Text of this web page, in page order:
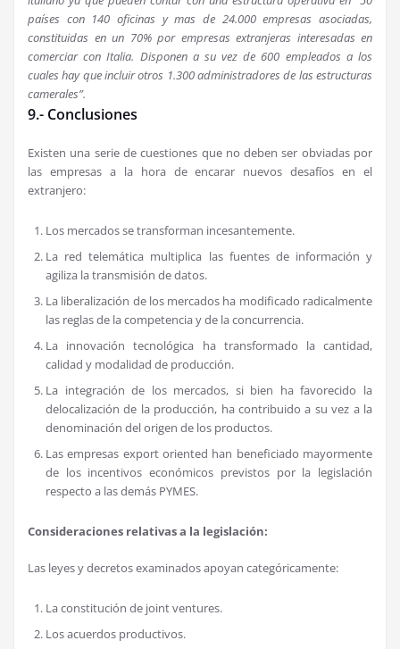
países con 140 oficinas y mas de 24.000 empresas asociadas,
constituidas en un 70% por empresas extranjeras interesadas en
comerciar con Italia. Disponen a su vez de 600 empleados a los
cuales hay que incluir otros 1.300 administradores de las estructuras
camerales”.
9.- Conclusiones
Existen una serie de cuestiones que no deben ser obviadas por
las empresas a la hora de encarar nuevos desafíos en el
extranjero:
Los mercados se transforman incesantemente.
La red telemática multiplica las fuentes de información y
agiliza la transmisión de datos.
La liberalización de los mercados ha modificado radicalmente
las reglas de la competencia y de la concurrencia.
La innovación tecnológica ha transformado la cantidad,
calidad y modalidad de producción.
La integración de los mercados, si bien ha favorecido la
delocalización de la producción, ha contribuido a su vez a la
denominación del origen de los productos.
Las empresas export oriented han beneficiado mayormente
de los incentivos económicos previstos por la legislación
respecto a las demás PYMES.
Consideraciones relativas a la legislación:
Las leyes y decretos examinados apoyan categóricamente:
La constitución de joint ventures.
Los acuerdos productivos.